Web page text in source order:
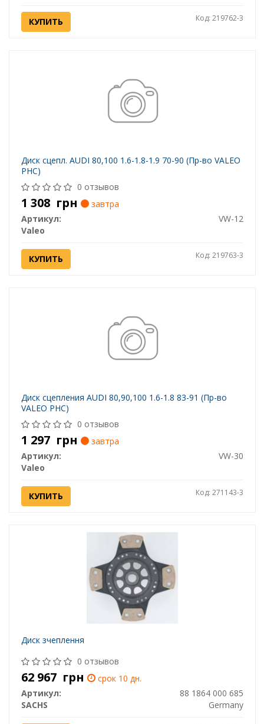
КУПИТЬ Код: 219762-3
Диск сцепл. AUDI 80,100 1.6-1.8-1.9 70-90 (Пр-во VALEO
PHC)
0 отзывов
1 308 грн
завтра
Артикул:
VW-12
Valeo
КУПИТЬ Код: 219763-3
Диск сцепления AUDI 80,90,100 1.6-1.8 83-91 (Пр-во
VALEO PHC)
0 отзывов
1 297 грн
завтра
Артикул:
VW-30
Valeo
КУПИТЬ Код: 271143-3
Диск зчеплення
0 отзывов
62 967 грн
срок 10 дн.
Артикул:
88 1864 000 685
SACHS
Germany